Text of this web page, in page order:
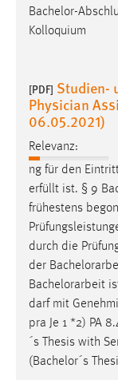
Bachelor-
Kolloquium
[PDF] Studien-
Physician
06.05.2021)
Relevanz:
ng für den
erfüllt ist. § 9
frühestens
durch die
der
Bachelorarbeit
darf mit
pra Je 1 *2) PA
´s Thesis with
(Bachelor´s